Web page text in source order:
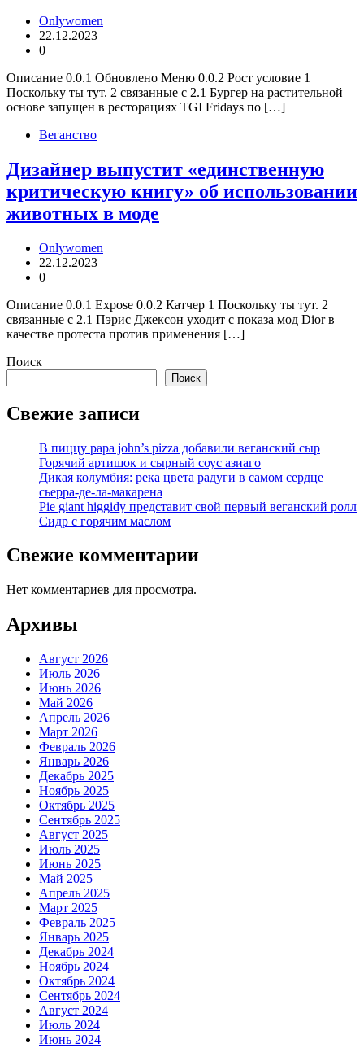
Onlywomen
22.12.2023
0
Описание 0.0.1 Обновлено Меню 0.0.2 Рост условие 1
Поскольку ты тут. 2 связанные с 2.1 Бургер на растительной
основе запущен в ресторациях TGI Fridays по […]
Веганство
Дизайнер выпустит «единственную
критическую книгу» об использовании
животных в моде
Onlywomen
22.12.2023
0
Описание 0.0.1 Expose 0.0.2 Катчер 1 Поскольку ты тут. 2
связанные с 2.1 Пэрис Джексон уходит с показа мод Dior в
качестве протеста против применения […]
Поиск
Поиск
Свежие записи
В пиццу papa john’s pizza добавили веганский сыр
Горячий артишок и сырный соус азиаго
Дикая колумбия: река цвета радуги в самом сердце
сьерра-де-ла-макарена
Pie giant higgidy представит свой первый веганский ролл
Сидр с горячим маслом
Свежие комментарии
Нет комментариев для просмотра.
Архивы
Август 2026
Июль 2026
Июнь 2026
Май 2026
Апрель 2026
Март 2026
Февраль 2026
Январь 2026
Декабрь 2025
Ноябрь 2025
Октябрь 2025
Сентябрь 2025
Август 2025
Июль 2025
Июнь 2025
Май 2025
Апрель 2025
Март 2025
Февраль 2025
Январь 2025
Декабрь 2024
Ноябрь 2024
Октябрь 2024
Сентябрь 2024
Август 2024
Июль 2024
Июнь 2024